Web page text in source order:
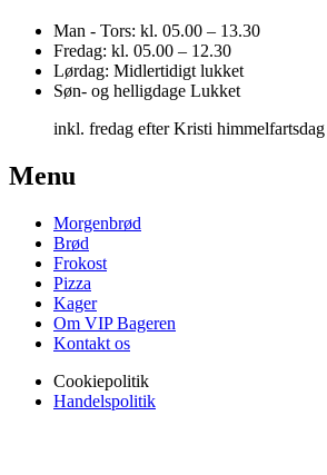
Man - Tors: kl. 05.00 – 13.30
Fredag: kl. 05.00 – 12.30
Lørdag: Midlertidigt lukket
Søn- og helligdage Lukket
inkl. fredag efter Kristi himmelfartsdag
Menu
Morgenbrød
Brød
Frokost
Pizza
Kager
Om VIP Bageren
Kontakt os
Cookiepolitik
Handelspolitik